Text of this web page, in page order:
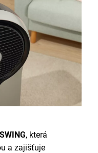
SWING, která
a zajišťuje